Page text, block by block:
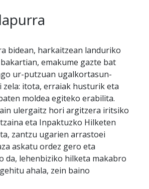
bidean, harkaitzean landuriko
emakume gazte bat
ur-putzuan ugalkortasun-
itota, erraiak husturik eta
moldea egiteko erabilita.
ulergaitz hori argitzera iritsiko
eta Inpaktuzko Hilketen
zantzu ugarien arrastoei
askatu ordez gero eta
da, lehenbiziko hilketa makabro
ahala, zein baino